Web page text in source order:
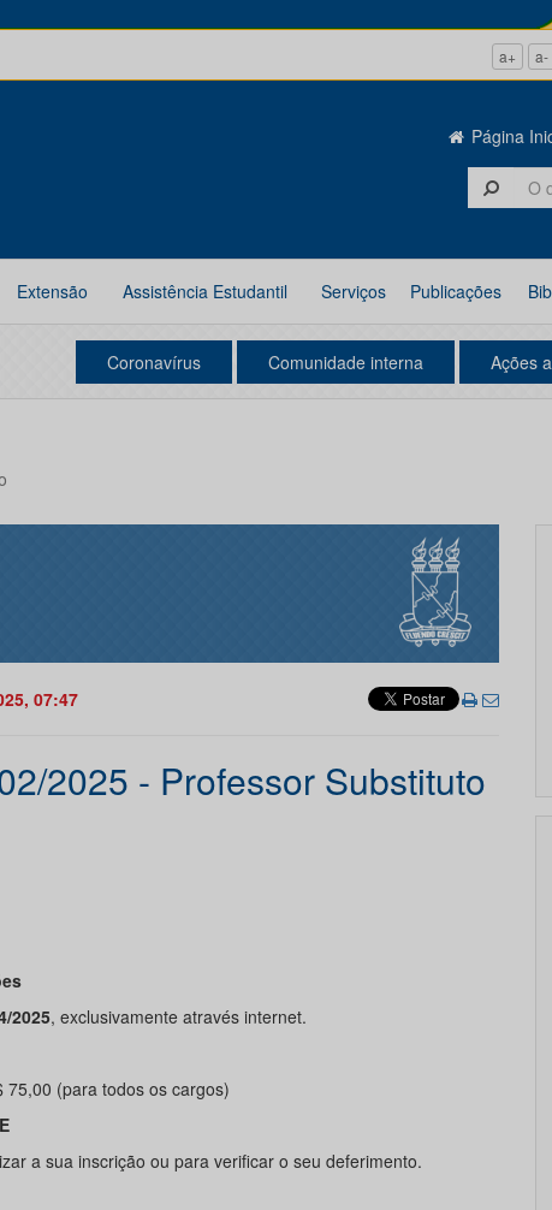
a+ a-
Página
Extensão Assistência Estudantil Serviços Publicações
Coronavírus Comunidade interna Ações
07:47
2025 - Professor Substituto
2025, exclusivamente através internet.
75,00 (para todos os cargos)
a sua inscrição ou para verificar o seu deferimento.